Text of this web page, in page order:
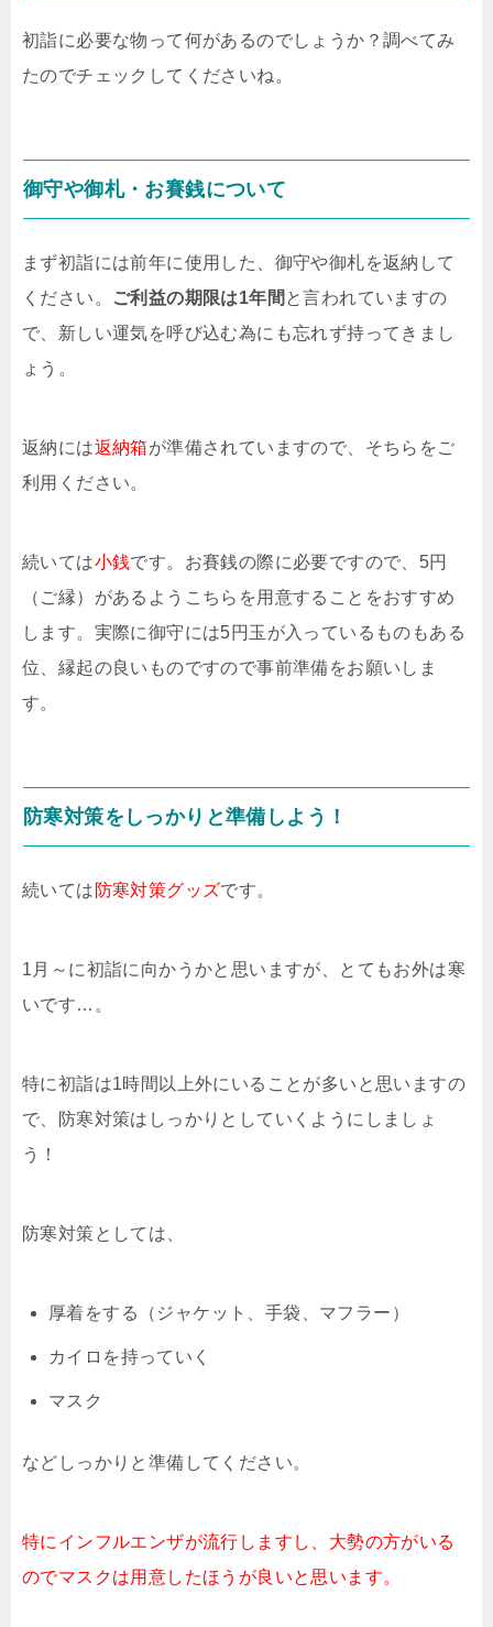
初詣に必要な物って何があるのでしょうか？調べてみ
たのでチェックしてくださいね。
御守や御札・お賽銭について
まず初詣には前年に使用した、御守や御札を返納して
ください。
ご利益の期限は1年間 と言われていますの
で、新しい運気を呼び込む為にも忘れず持ってきまし
ょう。
返納には返納箱が準備されていますので、そちらをご
利用ください。
続いては小銭です。お賽銭の際に必要ですので、5円
（ご縁）があるようこちらを用意することをおすすめ
します。実際に御守には5円玉が入っているものもある
位、縁起の良いものですので事前準備をお願いしま
す。
防寒対策をしっかりと準備しよう！
続いては 防寒対策グッズです。
1月～に初詣に向かうかと思いますが、とてもお外は寒
いです…。
特に初詣は1時間以上外にいることが多いと思いますの
で、防寒対策はしっかりとしていくようにしましょ
う！
防寒対策としては、
厚着をする（ジャケット、手袋、マフラー）
カイロを持っていく
マスク
などしっかりと準備してください。
特にインフルエンザが流行しますし、大勢の方がいる
のでマスクは用意したほうが良いと思います。